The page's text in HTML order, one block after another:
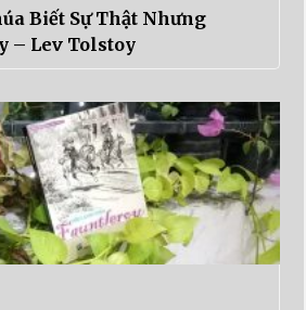
Biết Sự Thật Nhưng
– Lev Tolstoy